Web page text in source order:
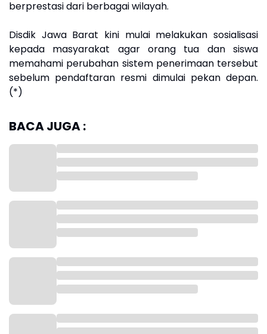
berprestasi dari berbagai wilayah.
Disdik Jawa Barat kini mulai melakukan sosialisasi
kepada masyarakat agar orang tua dan siswa
memahami perubahan sistem penerimaan tersebut
sebelum pendaftaran resmi dimulai pekan depan.
(*)
BACA JUGA :